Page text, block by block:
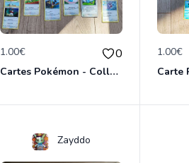
1.00€ 0
Cartes Pokémon - Collection Incolore
1.00€
Zayddo